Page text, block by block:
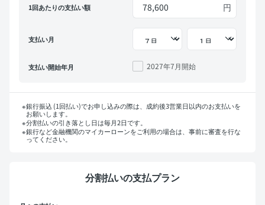
1回あたりの支払い額 円
支払い月
支払い開始年月 2027年7月開始
銀行振込 (1回払い)でお申し込みの際は、成約後3営業日以内のお支払いを
お願いします。
分割払いの引き落とし日は毎月2日です。
銀行など金融機関のマイカーローンをご利用の場合は、事前に審査を行な
ってください。
マイカーローンをご利用の方へ
分割払いの支払プラン